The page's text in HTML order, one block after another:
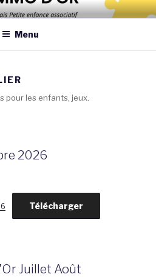
d’améliorer les conditions et la
ou au domicile des parents
Menu
pour les enfants, jeux.
2026
Télécharger
Juillet Août